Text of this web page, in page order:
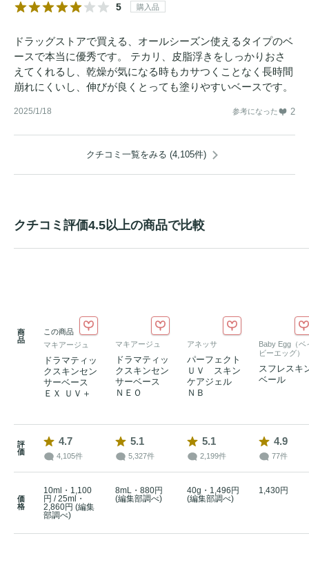
5 購入品
ドラッグストアで買える、オールシーズン使えるタイプのベ
ースで本当に優秀です。 テカリ、皮脂浮きをしっかりおさ
えてくれるし、乾燥が気になる時もカサつくことなく長時間
崩れにくいし、伸びが良くとっても塗りやすいベースです。
2025/1/18 参考になった 2
クチコミ一覧をみる (4,105件)
クチコミ評価4.5以上の商品で比較
商
品
この商品
マキアージュ
ドラマティッ
クスキンセン
サーベース
ＥＸ ＵＶ＋
マキアージュ
ドラマティッ
クスキンセン
サーベース
ＮＥＯ
アネッサ
パーフェクト
ＵＶ スキン
ケアジェル
ＮＢ
Baby Egg（ベ
ビーエッグ）
スフレスキ
ベール
評
価
4.7
4,105件
5.1
5,327件
5.1
2,199件
4.9
77件
価
格
10ml・1,100
円 / 25ml・
2,860円 (編集
部調べ)
8mL・880円
(編集部調べ)
40g・1,496円
(編集部調べ)
1,430円